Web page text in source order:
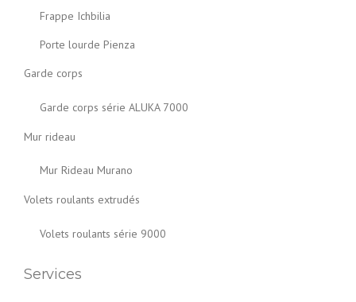
Frappe Ichbilia
Porte lourde Pienza
Garde corps
Garde corps série ALUKA 7000
Mur rideau
Mur Rideau Murano
Volets roulants extrudés
Volets roulants série 9000
Services